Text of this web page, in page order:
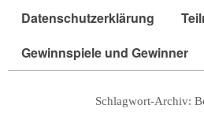
Datenschutzerklärung
Gewinnspiele und Gewinner
Schlagwort-Archiv: